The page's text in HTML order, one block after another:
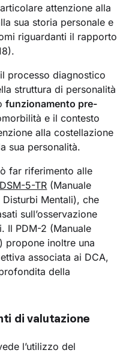
attenzione alla
sua storia personale e
riguardanti il rapporto
processo diagnostico
struttura di personalità
funzionamento pre-
e il contesto
alla costellazione
sua personalità.
far riferimento alle
DSM-5-TR (Manuale
Mentali), che
sull’osservazione
Il PDM-2 (Manuale
propone inoltre una
associata ai DCA,
della
di valutazione
l’utilizzo del